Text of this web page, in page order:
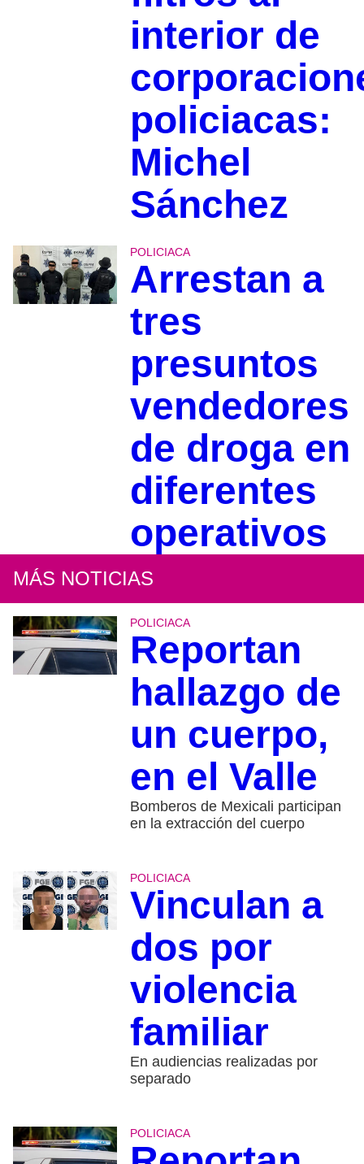
interior de
policiacas:
Michel
Sánchez
POLICIACA
Arrestan a
tres
presuntos
vendedores
de droga en
diferentes
operativos
MÁS NOTICIAS
POLICIACA
Reportan
hallazgo de
un cuerpo,
en el Valle
Bomberos de Mexicali participan
en la extracción del cuerpo
POLICIACA
Vinculan a
dos por
violencia
familiar
En audiencias realizadas por
separado
POLICIACA